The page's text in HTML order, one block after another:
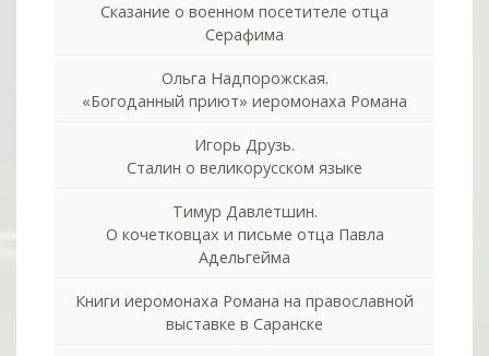
Сказание о военном посетителе отца
Серафима
Ольга Надпорожская.
«Богоданный приют» иеромонаха Романа
Игорь Друзь.
Сталин о великорусском языке
Тимур Давлетшин.
О кочетковцах и письме отца Павла
Адельгейма
Книги иеромонаха Романа на православной
выставке в Саранске